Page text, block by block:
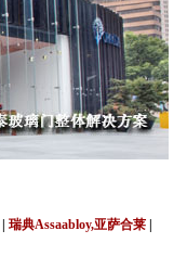
瑞典Assaabloy,亚萨合莱